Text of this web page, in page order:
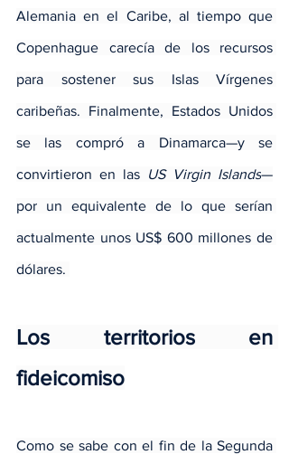
Alemania en el Caribe, al tiempo que
Copenhague carecía de los recursos
para sostener sus Islas Vírgenes
caribeñas. Finalmente, Estados Unidos
se las compró a Dinamarca—y se
convirtieron en las US Virgin Islands—
por un equivalente de lo que serían
actualmente unos US$ 600 millones de
dólares.
Los territorios en
fideicomiso
Como se sabe con el fin de la Segunda